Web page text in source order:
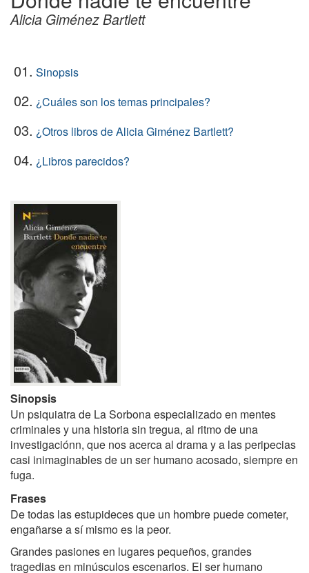
Alicia Giménez Bartlett
01. Sinopsis
02. ¿Cuáles son los temas principales?
03. ¿Otros libros de Alicia Giménez Bartlett?
04. ¿Libros parecidos?
Sinopsis
Un psiquiatra de La Sorbona especializado en mentes
criminales y una historia sin tregua, al ritmo de una
investigaciónn, que nos acerca al drama y a las peripecias
casi inimaginables de un ser humano acosado, siempre en
fuga.
Frases
De todas las estupideces que un hombre puede cometer,
engañarse a sí mismo es la peor.
Grandes pasiones en lugares pequeños, grandes
tragedias en minúsculos escenarios. El ser humano